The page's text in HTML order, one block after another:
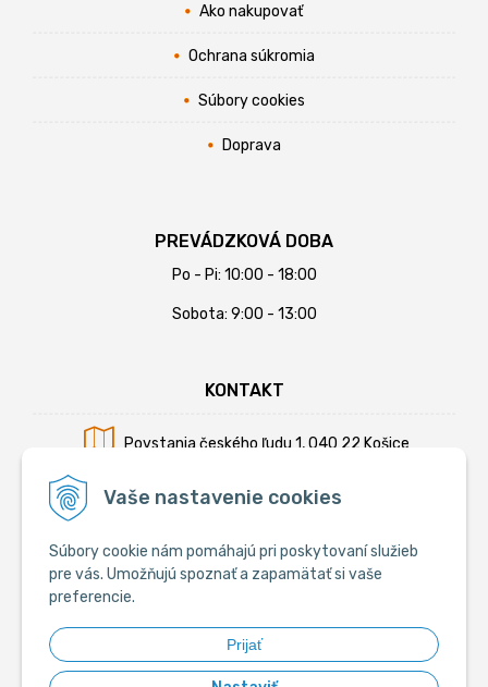
Vaše nastavenie cookies
Súbory cookie nám pomáhajú pri poskytovaní služieb
pre vás. Umožňujú spoznať a zapamätať si vaše
preferencie.
Prijať
Ako nakupovať
Ochrana súkromia
Súbory cookies
Doprava
PREVÁDZKOVÁ DOBA
Po - Pi: 10:00 - 18:00
Sobota: 9:00 - 13:00
KONTAKT
Povstania českého ľudu 1, 040 22 Košice
Mobil:+421 902 794 355
E-mail:info@krmiva.sk